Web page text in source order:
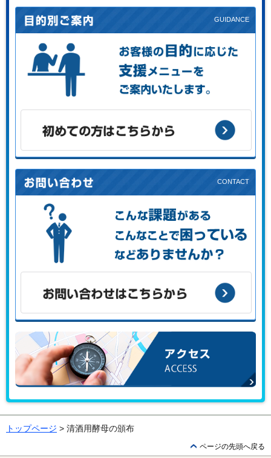
お客様の目的に応じた支援メニューをご案内します。
初めての方はこちらから
こんな課題がある、こんなことで困っている、などありませ
お問い合わせはこちらから
トップページ > 清酒用酵母の頒布
ページの先頭へ戻る